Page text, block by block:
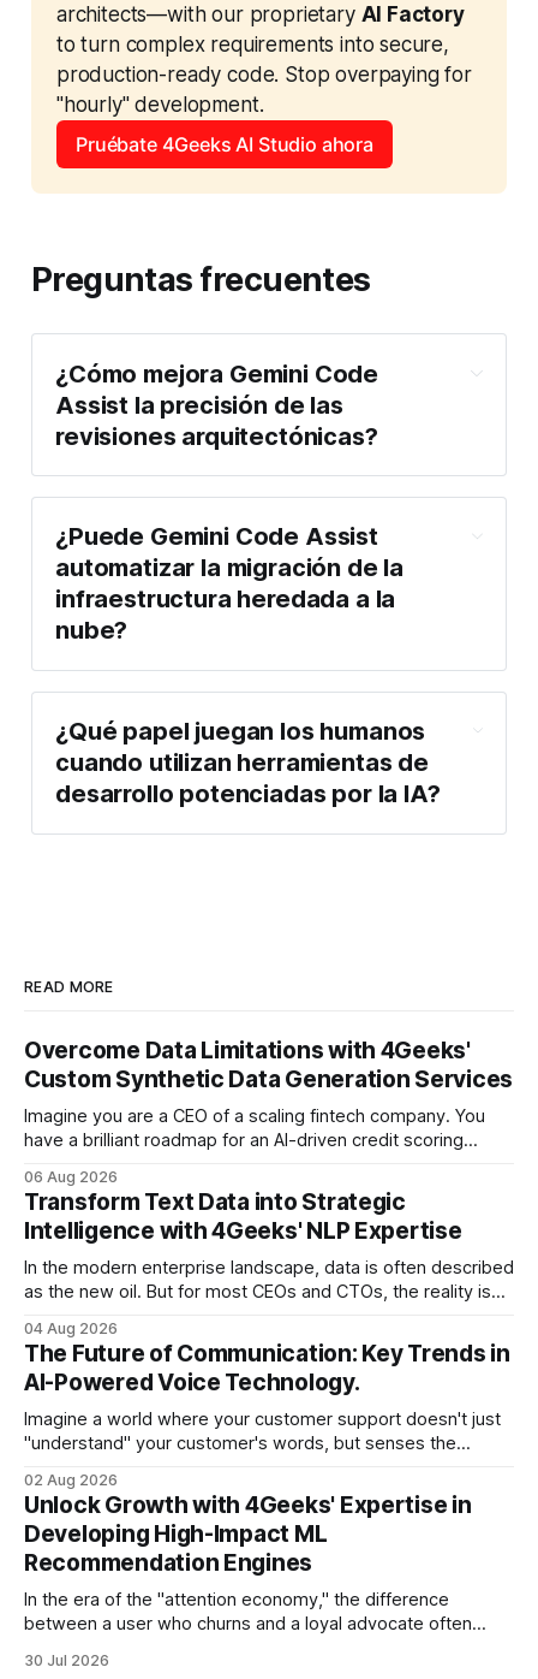
architects—with our proprietary AI Factory
to turn complex requirements into secure,
production-ready code. Stop overpaying for
"hourly" development.
Pruébate 4Geeks AI Studio ahora
Preguntas frecuentes
¿Cómo mejora Gemini Code
Assist la precisión de las
revisiones arquitectónicas?
inyección de
contexto multimodal
¿Puede Gemini Code Assist
automatizar la migración de la
infraestructura heredada a la
nube?
Ingeniería en la Nube
AI Studio
¿Qué papel juegan los humanos
cuando utilizan herramientas de
desarrollo potenciadas por la IA?
READ MORE
Overcome Data Limitations with 4Geeks'
Custom Synthetic Data Generation Services
Imagine you are a CEO of a scaling fintech company. You
have a brilliant roadmap for an AI-driven credit scoring
have the talent, the infrastructure, and the ambition. But
there is one glaring wall in your path: your data is locked
06 Aug 2026
Transform Text Data into Strategic
Intelligence with 4Geeks' NLP Expertise
In the modern enterprise landscape, data is often described
as the new oil. But for most CEOs and CTOs, the reality is
swamp of unstructured text. Emails, customer support
tickets, Slack threads, social media mentions, and PDF
reports contain
04 Aug 2026
The Future of Communication: Key Trends in
AI-Powered Voice Technology.
Imagine a world where your customer support doesn't just
"understand" your customer's words, but senses the
more empathetic, and solves a complex billing dispute in
thirty seconds—all without a human agent
02 Aug 2026
Unlock Growth with 4Geeks' Expertise in
Developing High-Impact ML
Recommendation Engines
In the era of the "attention economy," the difference
between a user who churns and a loyal advocate often
exactly what they were looking for without having to search
30 Jul 2026